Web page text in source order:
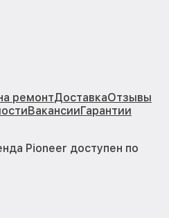
ремонтДоставкаОтзывы
ВакансииГарантии
Pioneer доступен по